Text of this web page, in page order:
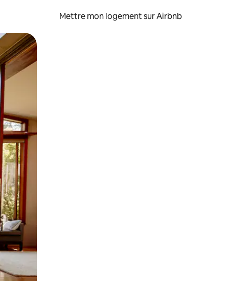
Mettre mon logement sur Airbnb
glisser.